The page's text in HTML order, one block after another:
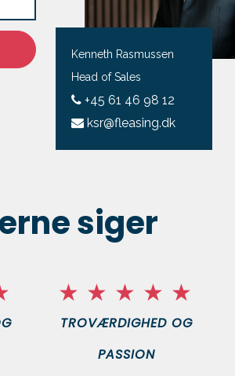
Kenneth Rasmussen
Head of Sales
+45 61 46 98 12
ksr@fleasing.dk
siger
TROVÆRDIGHED OG
PASSION